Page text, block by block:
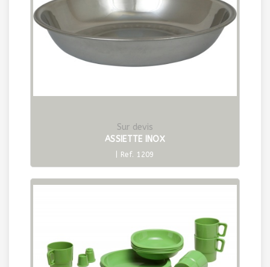
Sur devis
ASSIETTE INOX
| Ref. 1209